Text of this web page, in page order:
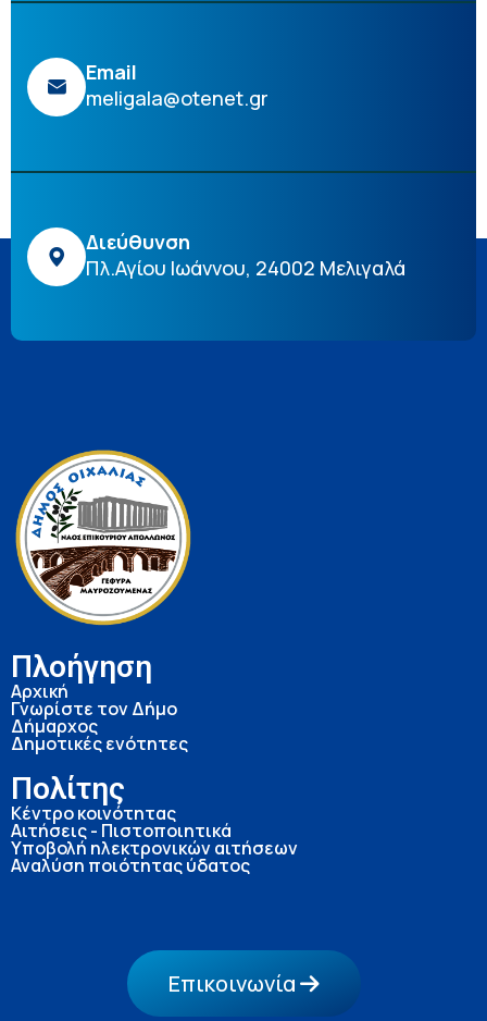
Email
meligala@otenet.gr
Διεύθυνση
Πλ.Αγίου Ιωάννου, 24002 Μελιγαλά
Πλοήγηση
Αρχική
Γνωρίστε τον Δήμο
Δήμαρχος
Δημοτικές ενότητες
Πολίτης
Κέντρο κοινότητας
Αιτήσεις - Πιστοποιητικά
Υποβολή ηλεκτρονικών αιτήσεων
Αναλύση ποιότητας ύδατος
Επικοινωνία